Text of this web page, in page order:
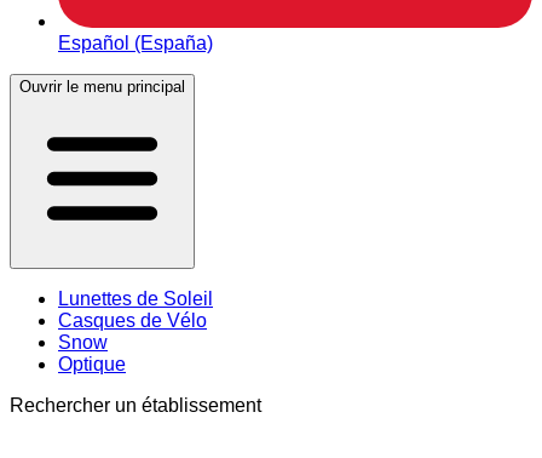
Español (España)
Ouvrir le menu principal
Lunettes de Soleil
Casques de Vélo
Snow
Optique
Rechercher un établissement